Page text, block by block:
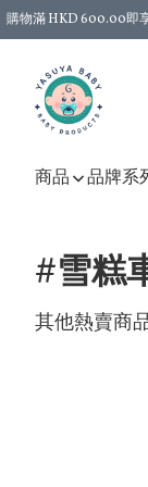
購物滿 HKD 600.00即
商品 品牌系
#雪糕
其他熱賣商